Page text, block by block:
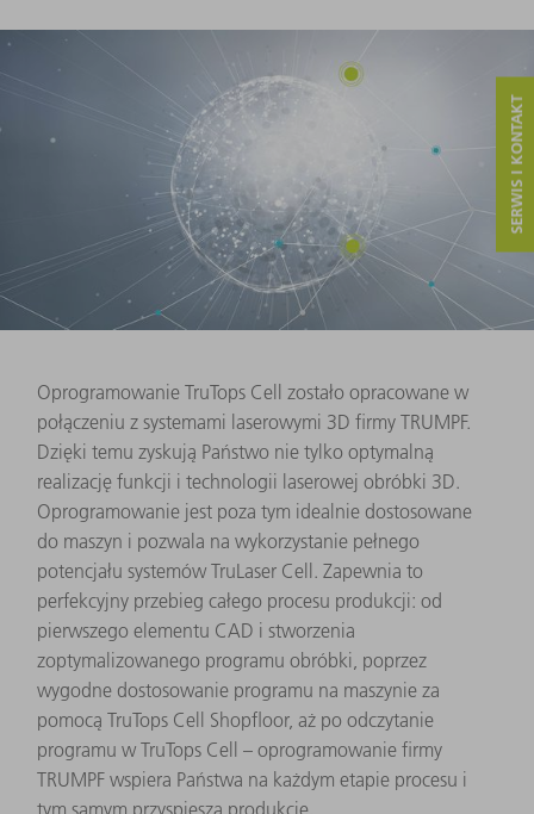
Oprogramowanie TruTops Cell zostało opracowane w
połączeniu z systemami laserowymi 3D firmy TRUMPF.
Dzięki temu zyskują Państwo nie tylko optymalną
realizację funkcji i technologii laserowej obróbki 3D.
Oprogramowanie jest poza tym idealnie dostosowane
do maszyn i pozwala na wykorzystanie pełnego
potencjału systemów TruLaser Cell. Zapewnia to
perfekcyjny przebieg całego procesu produkcji: od
pierwszego elementu CAD i stworzenia
zoptymalizowanego programu obróbki, poprzez
wygodne dostosowanie programu na maszynie za
pomocą TruTops Cell Shopfloor, aż po odczytanie
programu w TruTops Cell – oprogramowanie firmy
TRUMPF wspiera Państwa na każdym etapie procesu i
tym samym przyspiesza produkcję.
SERWIS I KONTAKT